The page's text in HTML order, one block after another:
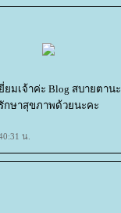
มเจ้าค่ะ Blog สบายตาน
กษาสุขภาพด้วยนะคะ
น.